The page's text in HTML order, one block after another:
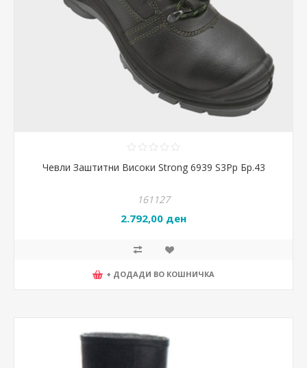
Чевли Заштитни Високи Strong 6939 S3Pp Бр.43
161127
2.792,00 ден
+ ДОДАДИ ВО КОШНИЧКА